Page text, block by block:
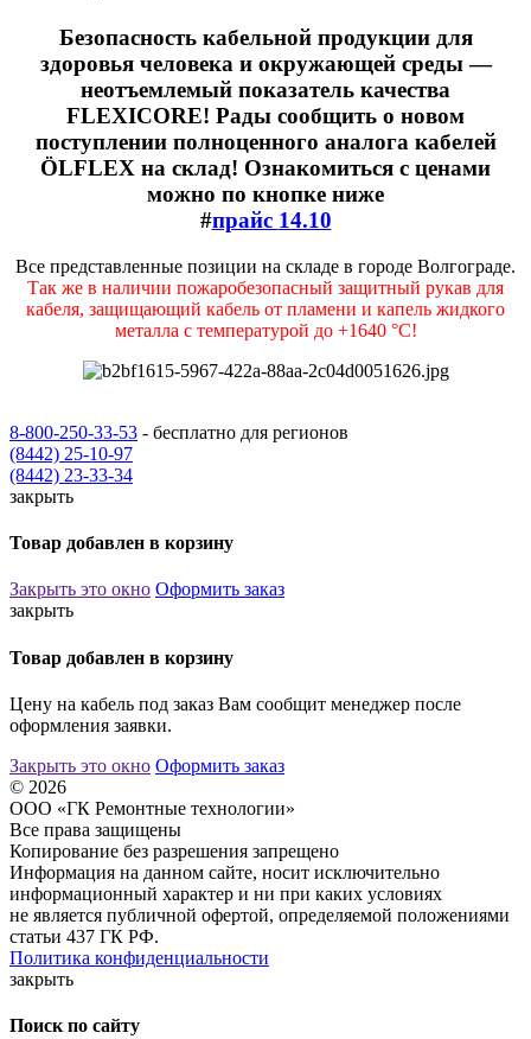
Безопасность кабельной продукции для
здоровья человека и окружающей среды —
неотъемлемый показатель качества
FLEXICORE! Рады сообщить о новом
поступлении полноценного аналога кабелей
ÖLFLEX на склад! Ознакомиться с ценами
можно по кнопке ниже​​​​​​​
#прайс 14.10
Все представленные позиции на складе в городе Волгограде.
Так же в наличии пожаробезопасный защитный рукав для
кабеля, защищающий кабель от пламени и капель жидкого
металла с температурой до +1640 °C!
8-800-250-33-53 - бесплатно для регионов
(8442) 25-10-97
(8442) 23-33-34
закрыть
Товар добавлен в корзину
Закрыть это окно Оформить заказ
закрыть
Товар добавлен в корзину
Цену на кабель под заказ Вам сообщит менеджер после
оформления заявки.
Закрыть это окно Оформить заказ
© 2026
ООО «ГК Ремонтные технологии»
Все права защищены
Копирование без разрешения запрещено
Информация на данном сайте, носит исключительно
информационный характер и ни при каких условиях
не является публичной офертой, определяемой положениями
статьи 437 ГК РФ.
Политика конфиденциальности
закрыть
Поиск по сайту